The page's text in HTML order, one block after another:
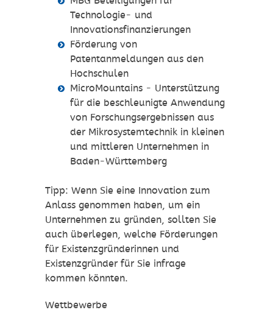
Technologie- und
Innovationsfinanzierungen
Förderung von
Patentanmeldungen aus den
Hochschulen
MicroMountains - Unterstützung
für die beschleunigte Anwendung
von Forschungsergebnissen aus
der Mikrosystemtechnik in kleinen
und mittleren Unternehmen in
Baden-Württemberg
Tipp: Wenn Sie eine Innovation zum
Anlass genommen haben, um ein
Unternehmen zu gründen, sollten Sie
auch überlegen, welche Förderungen
für Existenzgründerinnen und
Existenzgründer für Sie infrage
kommen könnten.
Wettbewerbe